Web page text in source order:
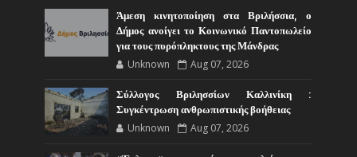
Άμεση κινητοποίηση στα Βριλήσσια, ο
Δήμος ανοίγει το Κοινωνικό Παντοπωλείο
για τους πυρόπληκτους της Μάνδρας
Unknown Aug 07, 2026
Σύλλογος Βριλησσίων Καλλινίκη :
Συγκέντρωση ανθρωπιστικής βοήθειας
Unknown Aug 07, 2026